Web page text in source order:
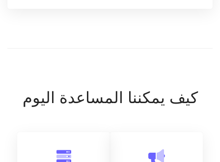
يمكننا المساعدة اليوم